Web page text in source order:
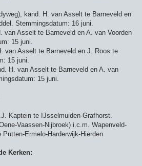
kand. H. van Asselt te Barneveld en
Stemmingsdatum: 16 juni.
van Asselt te Barneveld en A. van Voorden
15 juni.
van Asselt te Barneveld en J. Roos te
15 juni.
H. van Asselt te Barneveld en A. van
15 juni.
Kaptein te IJsselmuiden-Grafhorst.
Vaassen-Nijbroek) i.c.m. Wapenveld-
Ermelo-Harderwijk-Hierden.
Kerken: